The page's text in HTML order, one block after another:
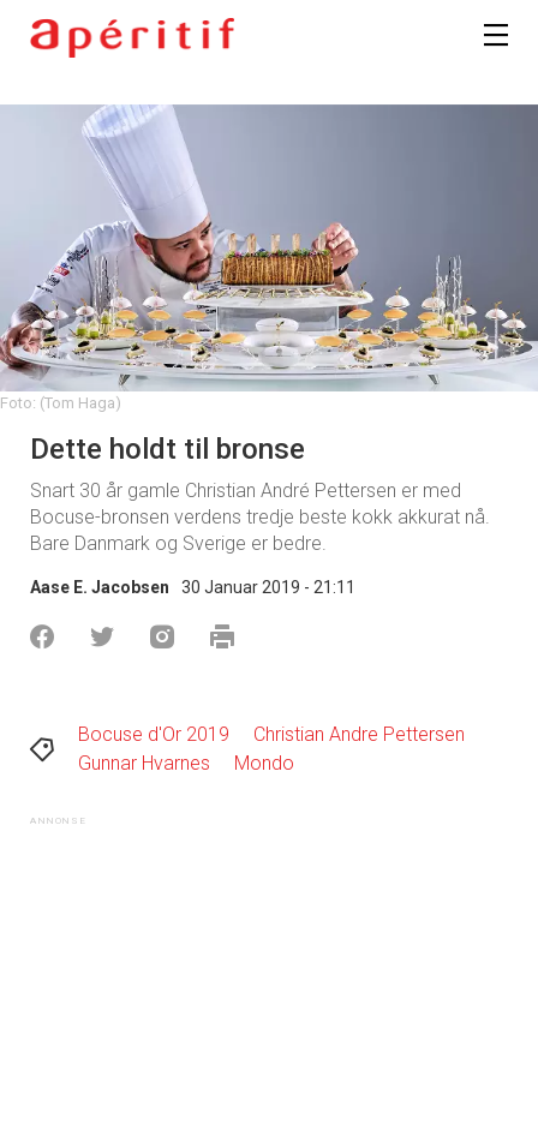
Foto: (Tom Haga)
Dette holdt til bronse
Snart 30 år gamle Christian André Pettersen er med
Bocuse-bronsen verdens tredje beste kokk akkurat nå.
Bare Danmark og Sverige er bedre.
Aase E. Jacobsen 30 Januar 2019 - 21:11
Bocuse d'Or 2019
Christian Andre Pettersen
Gunnar Hvarnes
Mondo